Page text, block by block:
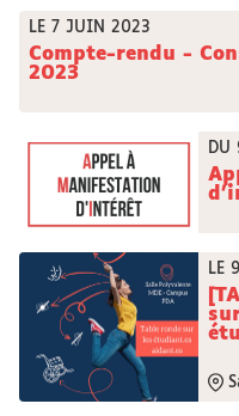
LE 7 JUIN 2023
Compte-rendu -
2023
DU
LE